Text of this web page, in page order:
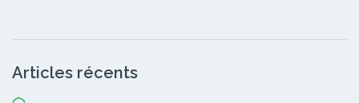
Articles récents